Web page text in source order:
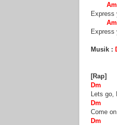
Am
Express
Am
Express
Musik :
[Rap]
Dm
Lets go,
Dm
Come
Dm